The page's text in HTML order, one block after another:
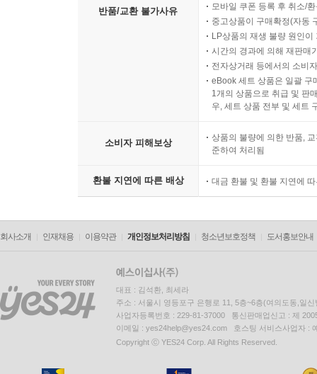
반품/교환 불가사유
모바일 쿠폰 등록 후 취소/
중고상품이 구매확정(자동
LP상품의 재생 불량 원인
시간의 경과에 의해 재판매
전자상거래 등에서의 소비
eBook 세트 상품은 일괄 구
1개의 상품으로 취급 및 판
우, 세트 상품 전부 및 세트
소비자 피해보상
상품의 불량에 의한 반품,
준하여 처리됨
환불 지연에 따른 배상 대금 환불 및 환불 지연에
회사소개 인재채용 이용약관 개인정보처리방침 청소년보호정책 도서홍보안내
대표 : 김석환, 최세라
주소 : 서울시 영등포구 은행로 11, 5층~6층(여의도동,일신
사업자등록번호 : 229-81-37000 통신판매업신고 : 제
이메일 : yes24help@yes24.com 호스팅 서비스사업자 :
Copyright ⓒ YES24 Corp. All Rights Reserved.